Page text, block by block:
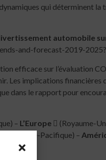
qui déterminent
automobile
and-forecast-2019-
efficace sur l’évaluation
Les implications financières
dans le rapport pour
– L’Europe  (Royaume-
de l’Asie-Pacifique) –